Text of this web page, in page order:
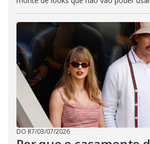
DO R7/03/07/2026